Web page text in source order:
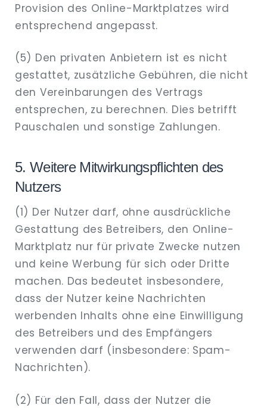
Provision des Online-Marktplatzes wird
entsprechend angepasst.
(5) Den privaten Anbietern ist es nicht
gestattet, zusätzliche Gebühren, die nicht
den Vereinbarungen des Vertrags
entsprechen, zu berechnen. Dies betrifft
Pauschalen und sonstige Zahlungen.
5. Weitere Mitwirkungspflichten des
Nutzers
(1) Der Nutzer darf, ohne ausdrückliche
Gestattung des Betreibers, den Online-
Marktplatz nur für private Zwecke nutzen
und keine Werbung für sich oder Dritte
machen. Das bedeutet insbesondere,
dass der Nutzer keine Nachrichten
werbenden Inhalts ohne eine Einwilligung
des Betreibers und des Empfängers
verwenden darf (insbesondere: Spam-
Nachrichten).
(2) Für den Fall, dass der Nutzer die